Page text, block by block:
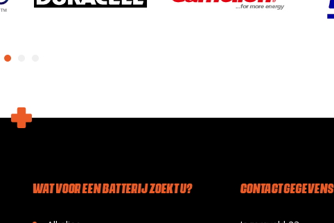
WAT VOOR EEN BATTERIJ ZOEKT U? CONTACT GEGEVENS